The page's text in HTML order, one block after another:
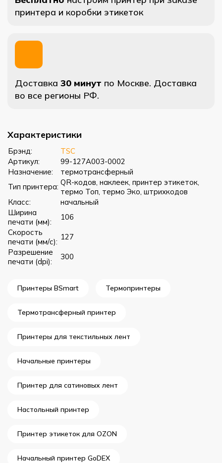
принтера и коробки этикеток
Доставка 30 минут по Москве. Доставка
во все регионы РФ.
Характеристики
Брэнд:
TSC
Артикул:
99-127A003-0002
Назначение:
термотрансферный
Тип принтера: QR-кодов, наклеек, принтер этикеток,
термо Топ, термо Эко, штрихкодов
Класс:
начальный
Ширина
печати (мм):
106
Скорость
печати (мм/с):
127
Разрешение
печати (dpi):
300
Принтеры BSmart Термопринтеры
Термотрансферный принтер
Принтеры для текстильных лент
Начальные принтеры
Принтер для сатиновых лент
Настольный принтер
Принтер этикеток для OZON
Начальный принтер GoDEX